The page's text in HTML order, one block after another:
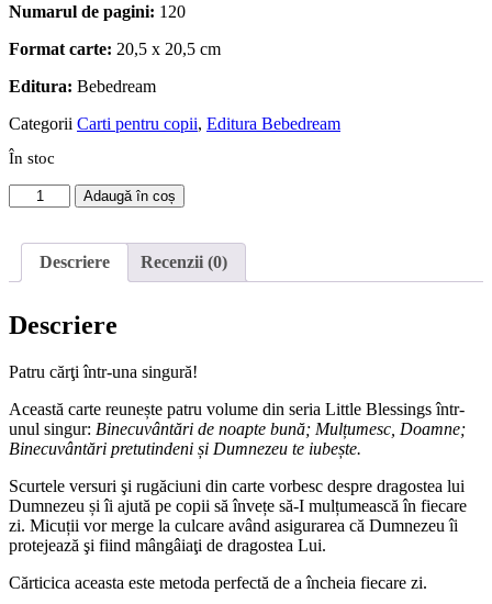
Numarul de pagini: 120
Format carte: 20,5 x 20,5 cm
Editura: Bebedream
Categorii Carti pentru copii, Editura Bebedream
În stoc
Cantitate
Binecuvântări
noapte
bună
Adaugă în coș
Descriere Recenzii (0)
Descriere
Patru cărţi într-una singură!
Această carte reunește patru volume din seria Little Blessings într-
unul singur: Binecuvântări de noapte bună; Mulțumesc, Doamne;
Binecuvântări pretutindeni și Dumnezeu te iubește.
Scurtele versuri şi rugăciuni din carte vorbesc despre dragostea lui
Dumnezeu și îi ajută pe copii să învețe să-I mulțumească în fiecare
zi. Micuții vor merge la culcare având asigurarea că Dumnezeu îi
protejează şi fiind mângâiaţi de dragostea Lui.
Cărticica aceasta este metoda perfectă de a încheia fiecare zi.